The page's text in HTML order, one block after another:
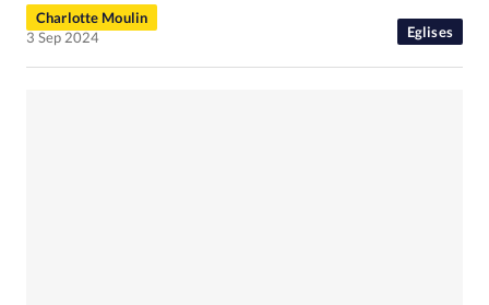
Eglises
Charlotte Moulin
3 Sep 2024